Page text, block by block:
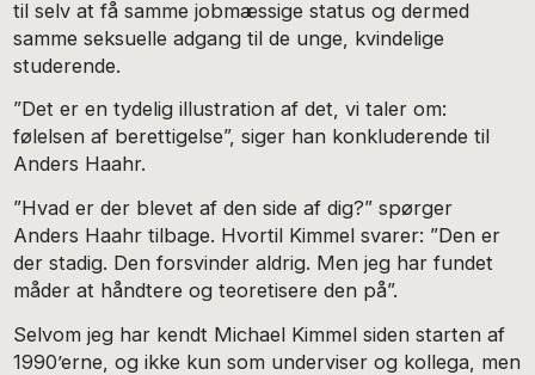
til selv at få samme jobmæssige status og dermed
samme seksuelle adgang til de unge, kvindelige
studerende.
”Det er en tydelig illustration af det, vi taler om:
følelsen af berettigelse”, siger han konkluderende til
Anders Haahr.
”Hvad er der blevet af den side af dig?” spørger
Anders Haahr tilbage. Hvortil Kimmel svarer: ”Den er
der stadig. Den forsvinder aldrig. Men jeg har fundet
måder at håndtere og teoretisere den på”.
Selvom jeg har kendt Michael Kimmel siden starten af
1990’erne, og ikke kun som underviser og kollega, men